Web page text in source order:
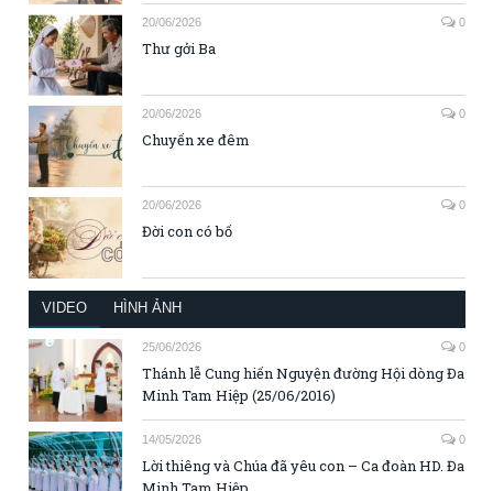
20/06/2026 0
Thư gởi Ba
20/06/2026 0
Chuyến xe đêm
20/06/2026 0
Đời con có bố
VIDEO HÌNH ẢNH
25/06/2026 0
Thánh lễ Cung hiến Nguyện đường Hội dòng Đa
Minh Tam Hiệp (25/06/2016)
14/05/2026 0
Lời thiêng và Chúa đã yêu con – Ca đoàn HD. Đa